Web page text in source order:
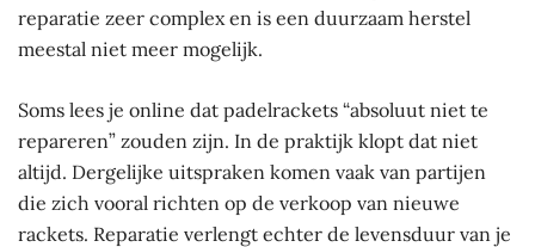
reparatie zeer complex en is een duurzaam herstel
meestal niet meer mogelijk.
Soms lees je online dat padelrackets “absoluut niet te
repareren” zouden zijn. In de praktijk klopt dat niet
altijd. Dergelijke uitspraken komen vaak van partijen
die zich vooral richten op de verkoop van nieuwe
rackets. Reparatie verlengt echter de levensduur van je